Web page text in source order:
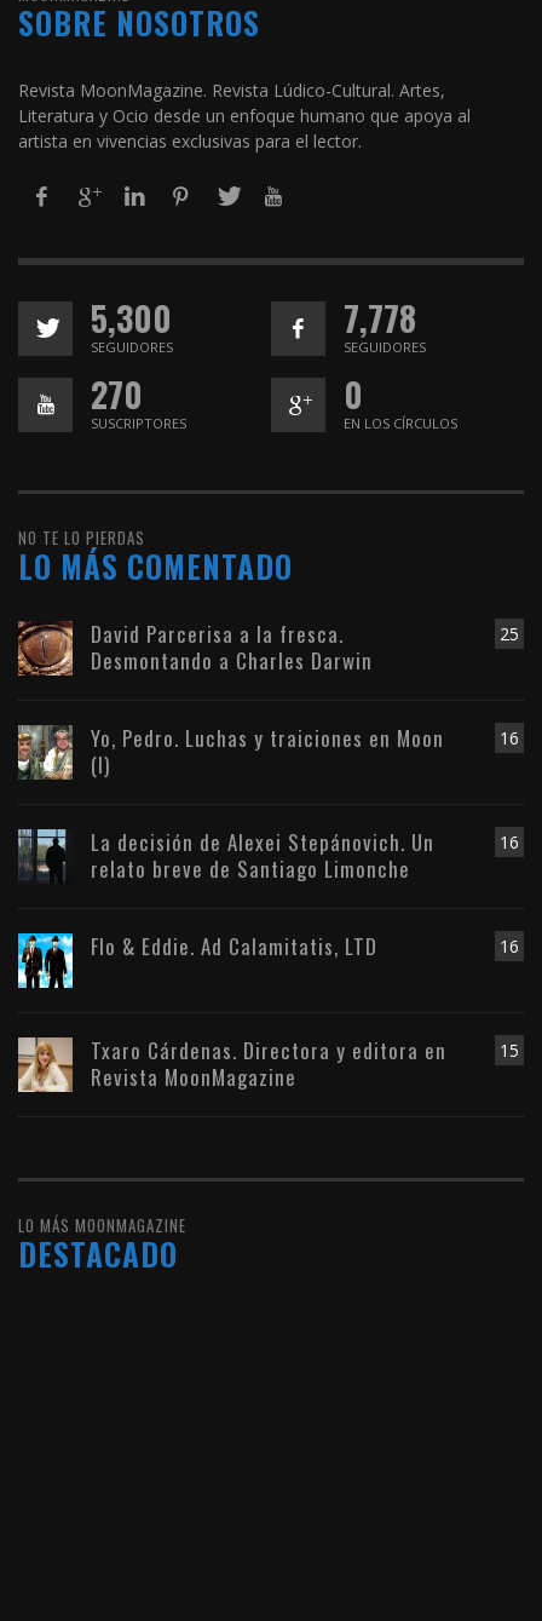
SOBRE NOSOTROS
Revista MoonMagazine. Revista Lúdico-Cultural. Artes,
Literatura y Ocio desde un enfoque humano que apoya al
artista en vivencias exclusivas para el lector.
5,300
SEGUIDORES
7,778
SEGUIDORES
270
SUSCRIPTORES
0
EN LOS CÍRCULOS
NO TE LO PIERDAS
LO MÁS COMENTADO
25
David Parcerisa a la fresca.
Desmontando a Charles Darwin
16
Yo, Pedro. Luchas y traiciones en Moon
(I)
16
La decisión de Alexei Stepánovich. Un
relato breve de Santiago Limonche
16
Flo & Eddie. Ad Calamitatis, LTD
15
Txaro Cárdenas. Directora y editora en
Revista MoonMagazine
LO MÁS MOONMAGAZINE
DESTACADO